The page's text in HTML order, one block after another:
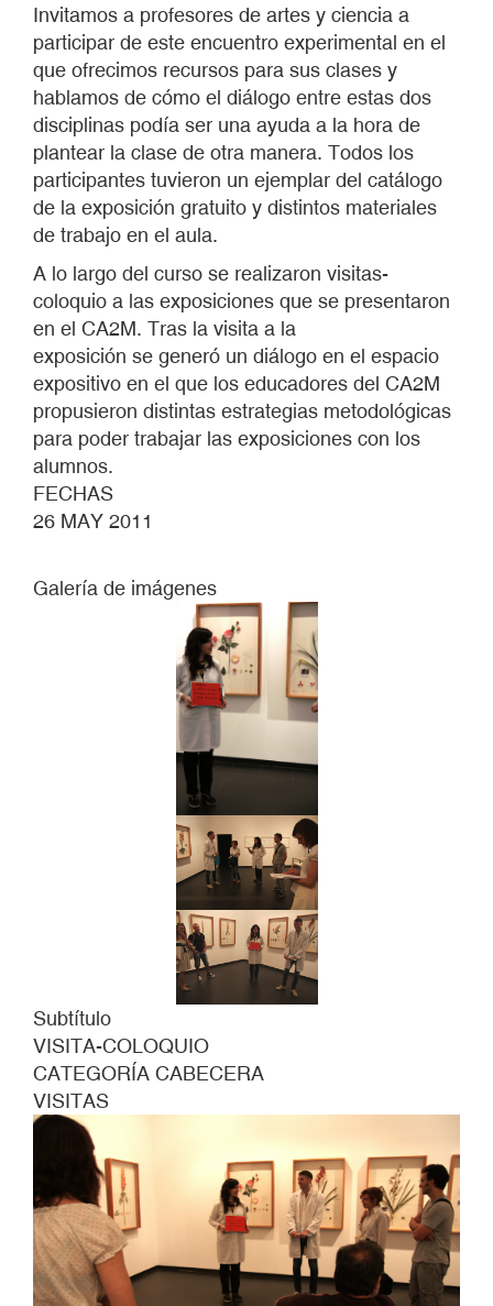
Invitamos a profesores de artes y ciencia a
participar de este encuentro experimental en el
que ofrecimos recursos para sus clases y
hablamos de cómo el diálogo entre estas dos
disciplinas podía ser una ayuda a la hora de
plantear la clase de otra manera. Todos los
participantes tuvieron un ejemplar del catálogo
de la exposición gratuito y distintos materiales
de trabajo en el aula.
A lo largo del curso se realizaron visitas-
coloquio a las exposiciones que se presentaron
en el CA2M. Tras la visita a la
exposición se generó un diálogo en el espacio
expositivo en el que los educadores del CA2M
propusieron distintas estrategias metodológicas
para poder trabajar las exposiciones con los
alumnos.
FECHAS
26 MAY 2011
Galería de imágenes
Subtítulo
VISITA-COLOQUIO
CATEGORÍA CABECERA
VISITAS